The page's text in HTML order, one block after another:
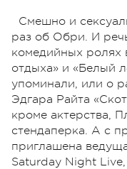
Смешно и
раз об Обри. И
комедийных ролях
отдыха» и «Белый
упоминали, или о
Эдгара Райта
кроме актерства,
стендаперка. А с
приглашена
Saturday Night Live,